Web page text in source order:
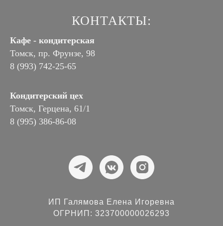
КОНТАКТЫ:
Кафе - кондитерская
Томск, пр. Фрунзе, 98
8 (993) 742-25-65
Кондитерский цех
Томск, Герцена, 61/1
8 (995) 386-86-08
ИП Галямова Елена Игоревна
ОГРНИП: 323700000026293